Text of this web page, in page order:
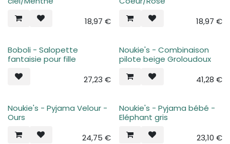
18,97 €
18,97 €
Boboli - Salopette
fantaisie pour fille
27,23 €
Noukie's - Combinaison
pilote beige Groloudoux
41,28 €
Noukie's - Pyjama Velour -
Ours
24,75 €
Noukie's - Pyjama bébé -
Eléphant gris
23,10 €